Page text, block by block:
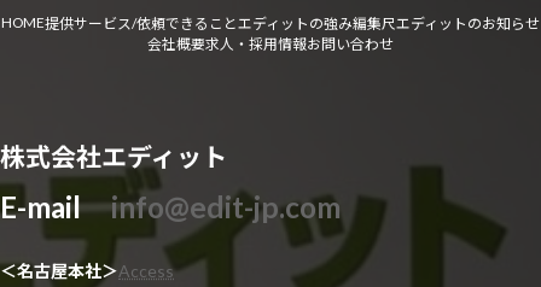
HOME提供サービス/依頼できることエディットの強み編集尺エディットのお知らせ
会社概要求人・採用情報お問い合わせ
株式会社エディット
E-mailinfo@edit-jp.com
＜名古屋本社＞Access